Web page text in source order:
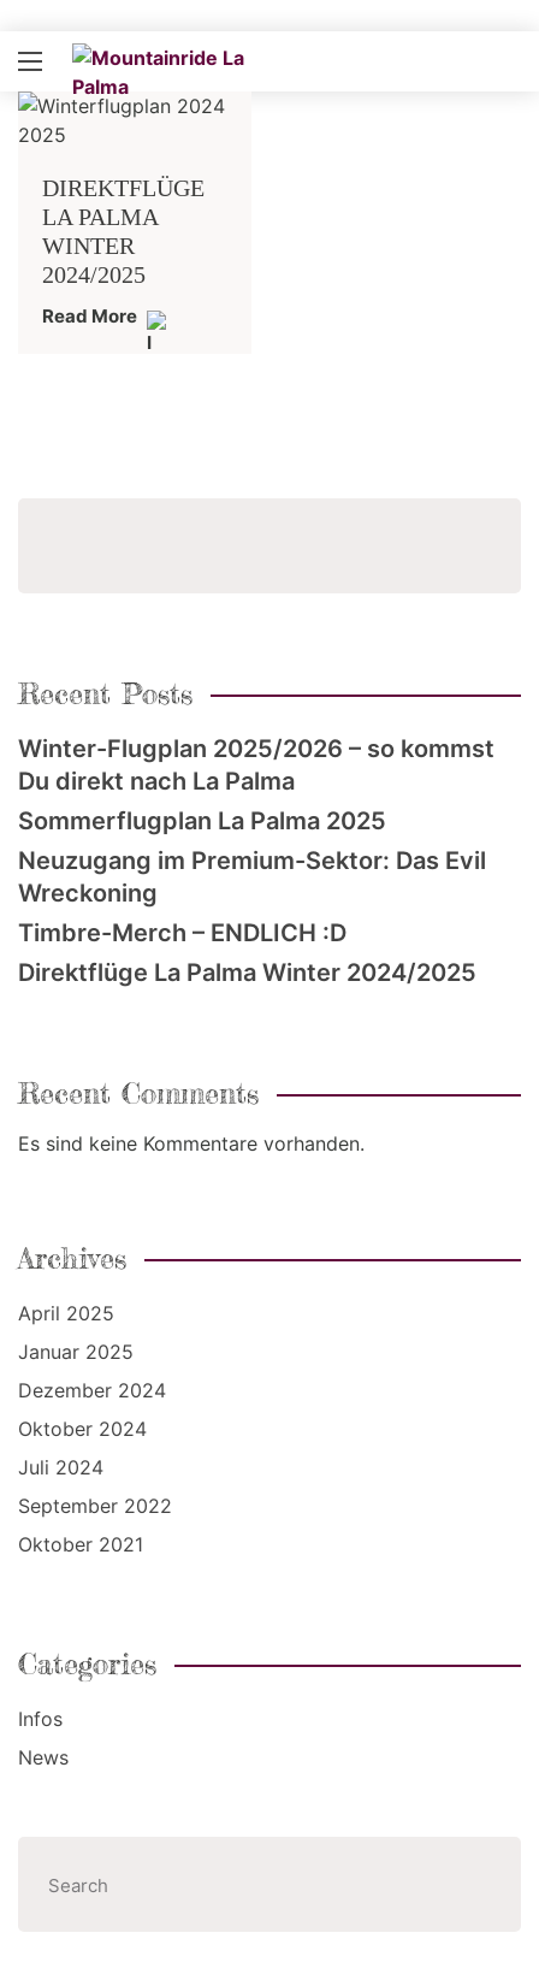
DIREKTFLÜGE
LA PALMA
WINTER
2024/2025
Read More
Recent Posts
Winter-Flugplan 2025/2026 – so kommst
Du direkt nach La Palma
Sommerflugplan La Palma 2025
Neuzugang im Premium-Sektor: Das Evil
Wreckoning
Timbre-Merch – ENDLICH :D
Direktflüge La Palma Winter 2024/2025
Recent Comments
Es sind keine Kommentare vorhanden.
Archives
April 2025
Januar 2025
Dezember 2024
Oktober 2024
Juli 2024
September 2022
Oktober 2021
Categories
Infos
News